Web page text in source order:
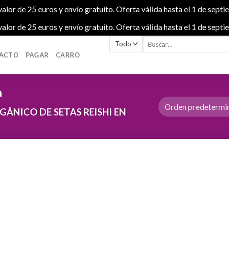
de 25 euros y envío gratuito. Oferta válida hasta el 1 de
de 25 euros y envío gratuito. Oferta válida hasta el 1 de
PAGAR CARRO
Buscar
DE SETAS REISHI EN